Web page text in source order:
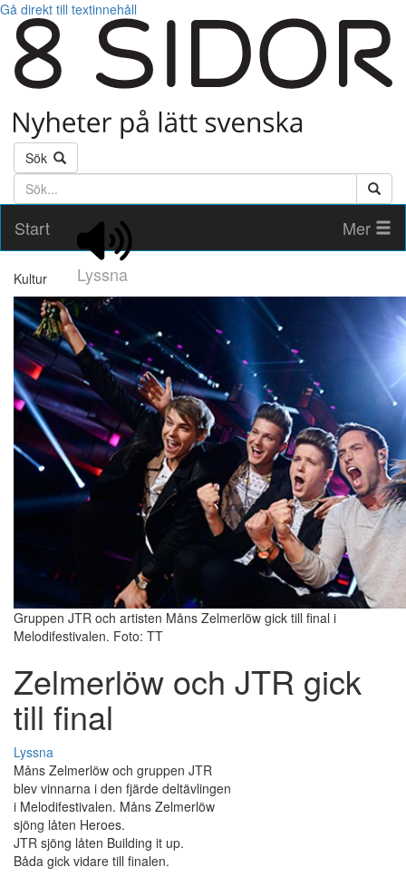
Gå direkt till textinnehåll
Sök
Söktext
Start
Lyssna
Mer
Kultur
Gruppen JTR och artisten Måns Zelmerlöw gick till final i
Melodifestivalen. Foto: TT
Zelmerlöw och JTR gick
till final
Lyssna
Måns Zelmerlöw och gruppen JTR
blev vinnarna i den fjärde deltävlingen
i Melodifestivalen. Måns Zelmerlöw
sjöng låten Heroes.
JTR sjöng låten Building it up.
Båda gick vidare till finalen.